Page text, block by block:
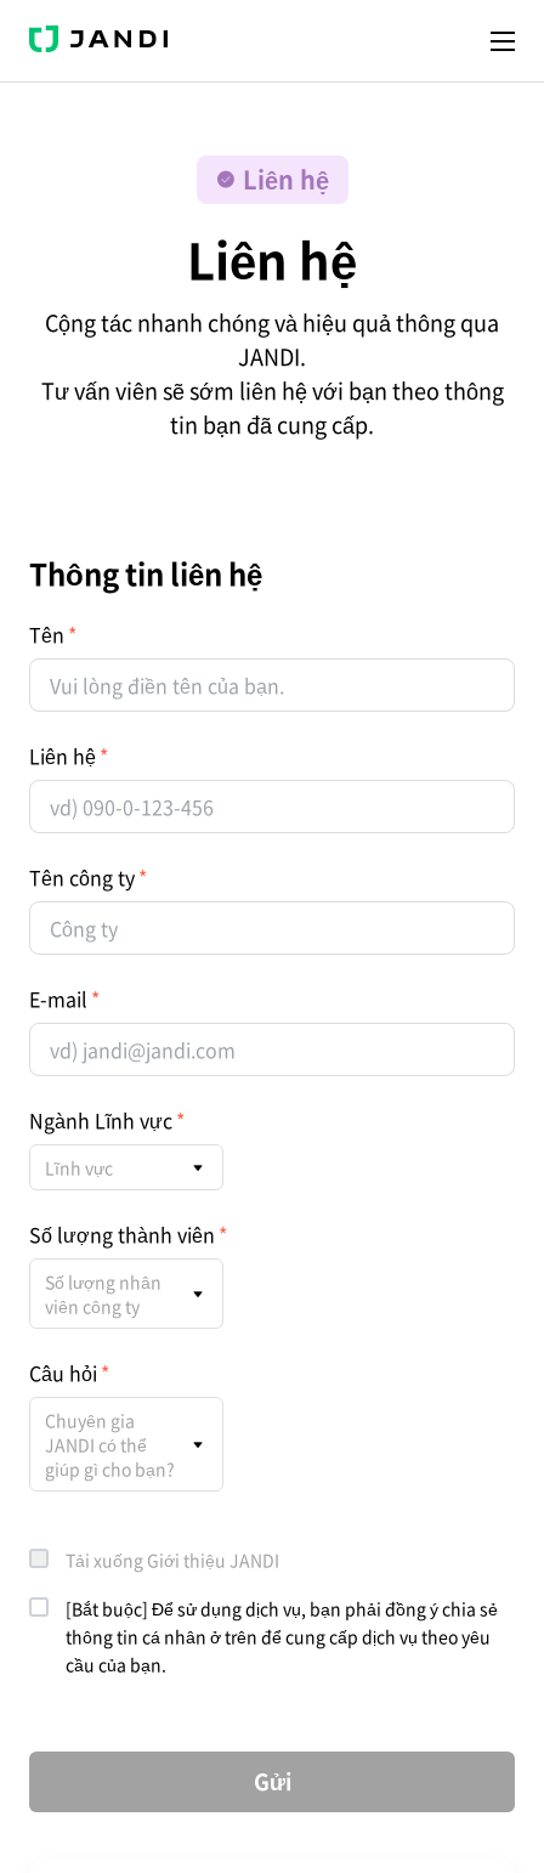
JANDI
Liên hệ
Liên hệ
Cộng tác nhanh chóng và hiệu quả thông qua
JANDI.
Tư vấn viên sẽ sớm liên hệ với bạn theo thông
tin bạn đã cung cấp.
Thông tin liên hệ
Tên
Liên hệ
Tên công ty
E-mail
Ngành Lĩnh vực
Lĩnh vực
Số lượng thành viên
Số lượng nhân
viên công ty
Câu hỏi
Chuyên gia
JANDI có thể
giúp gì cho bạn?
Tải xuống Giới thiệu JANDI
[Bắt buộc] Để sử dụng dịch vụ, bạn phải đồng ý chia sẻ
thông tin cá nhân ở trên để cung cấp dịch vụ theo yêu
cầu của bạn.
Gửi